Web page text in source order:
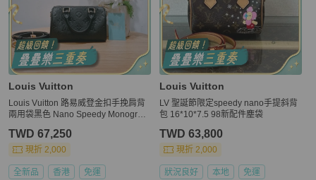
Louis Vuitton
Louis Vuitton 路易威登金扣手挽肩背
兩用袋黑色 Nano Speedy Monogram
TWD 67,250
現折 2,000
全新品 香港 免運
Louis Vuitton
LV 聖誕節限定speedy nano手提斜背
包 16*10*7.5 98新配件塵袋
TWD 63,800
現折 2,000
狀況良好 本地 免運